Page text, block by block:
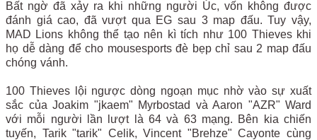
Bất ngờ đã xảy ra khi những người Úc, vốn không được
đánh giá cao, đã vượt qua EG sau 3 map đấu. Tuy vậy,
MAD Lions không thể tạo nên kì tích như 100 Thieves khi
họ dễ dàng để cho mousesports đè bẹp chỉ sau 2 map đấu
chóng vánh.
100 Thieves lội ngược dòng ngoạn mục nhờ vào sự xuất
sắc của Joakim "jkaem" Myrbostad và Aaron "AZR" Ward
với mỗi người lần lượt là 64 và 63 mạng. Bên kia chiến
tuyến, Tarik "tarik" Celik, Vincent "Brehze" Cayonte cùng